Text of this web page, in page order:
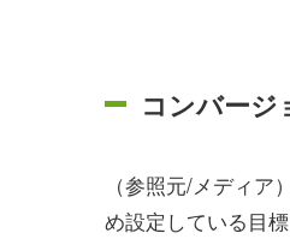
コンバージ
（参照元/メディ
め設定している目